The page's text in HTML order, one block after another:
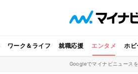
ワーク＆ライフ 就職応援 エンタメ ホビ
Googleでマイナビニュース